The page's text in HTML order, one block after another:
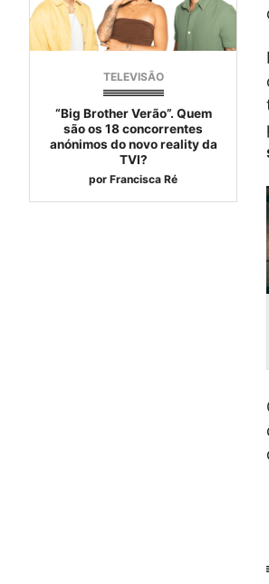
TELEVISÃO
“Big Brother Verão”. Quem
são os 18 concorrentes
anónimos do novo reality da
TVI?
por Francisca Ré